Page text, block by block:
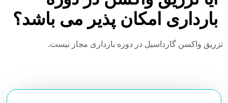
بارداری امکان پذیر می باشد؟
تزریق واکسن گارداسیل در دوره بارداری مجاز نیست.